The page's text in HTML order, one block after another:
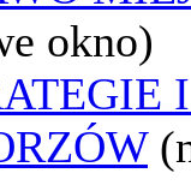
okno)